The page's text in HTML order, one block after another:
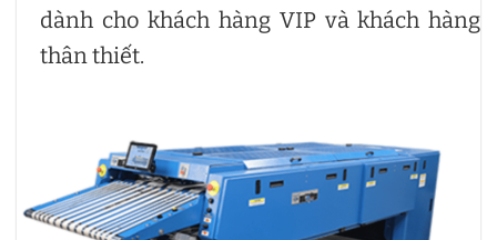
dành cho khách hàng VIP và khách hàng
thân thiết.